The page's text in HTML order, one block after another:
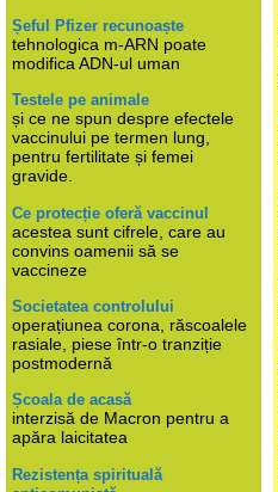
Șeful Pfizer recunoaște
tehnologica m-ARN poate
modifica ADN-ul uman
Testele pe animale
și ce ne spun despre efectele
vaccinului pe termen lung,
pentru fertilitate și femei
gravide.
Ce protecție oferă vaccinul
acestea sunt cifrele, care au
convins oamenii să se
vaccineze
Societatea controlului
operațiunea corona, răscoalele
rasiale, piese într-o tranziție
postmodernă
Școala de acasă
interzisă de Macron pentru a
apăra laicitatea
Rezistența spirituală